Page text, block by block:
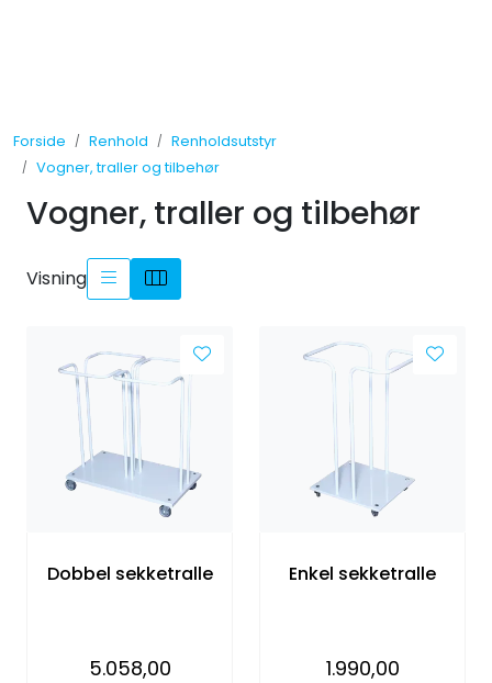
Forside Renhold
Renholdsutstyr
Vogner, traller og tilbehør
Vogner, traller og tilbehør
Visning
Dobbel sekketralle
5.058,00
Enkel sekketralle
1.990,00
Måleinstrumenter
Maskiner
Kjemi
Vinduspusseutstyr
Verneutstyr
Forbruksmateriell
Gravferd